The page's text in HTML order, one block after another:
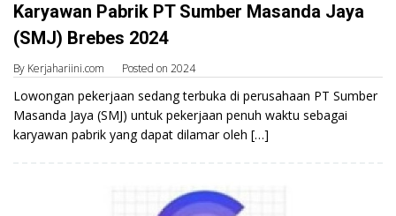
Karyawan Pabrik PT Sumber Masanda Jaya
(SMJ) Brebes 2024
By Kerjahariini.com Posted on 2024
Lowongan pekerjaan sedang terbuka di perusahaan PT Sumber
Masanda Jaya (SMJ) untuk pekerjaan penuh waktu sebagai
karyawan pabrik yang dapat dilamar oleh […]